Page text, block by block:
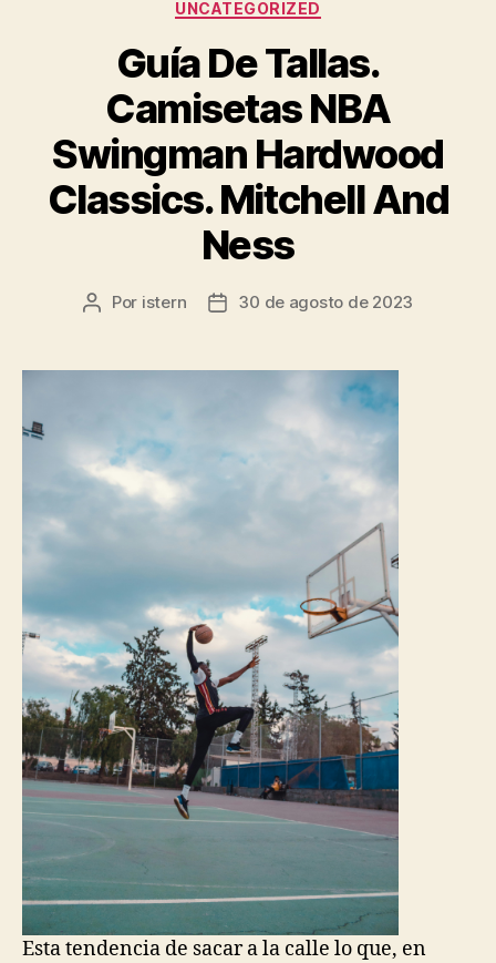
UNCATEGORIZED
Guía De Tallas.
Camisetas NBA
Swingman Hardwood
Classics. Mitchell And
Ness
Autor
entrada
Por istern
Fecha
entrada
30 de agosto de 2023
Esta tendencia de sacar a la calle lo que, en